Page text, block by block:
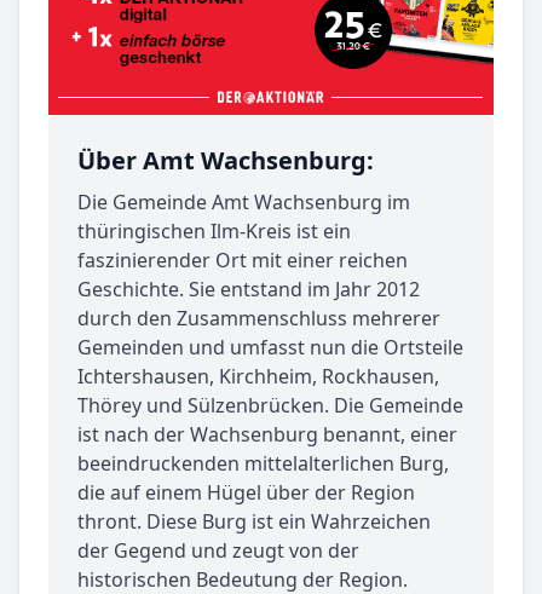
Über Amt Wachsenburg:
Die Gemeinde Amt Wachsenburg im
thüringischen Ilm-Kreis ist ein
faszinierender Ort mit einer reichen
Geschichte. Sie entstand im Jahr 2012
durch den Zusammenschluss mehrerer
Gemeinden und umfasst nun die Ortsteile
Ichtershausen, Kirchheim, Rockhausen,
Thörey und Sülzenbrücken. Die Gemeinde
ist nach der Wachsenburg benannt, einer
beeindruckenden mittelalterlichen Burg,
die auf einem Hügel über der Region
thront. Diese Burg ist ein Wahrzeichen
der Gegend und zeugt von der
historischen Bedeutung der Region.